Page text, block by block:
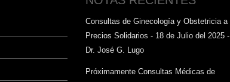
Consultas de Ginecología y Obstetricia a
Precios Solidarios - 18 de Julio del 2025 -
Dr. José G. Lugo
Próximamente Consultas Médicas de